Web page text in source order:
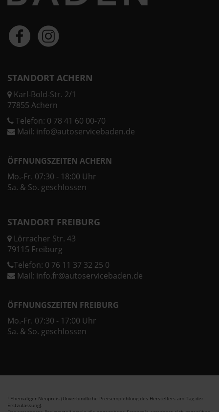
STANDORT ACHERN
Karl-Bold-Str. 2/1
77855 Achern
Telefon: 0 78 41 60 00-70
Mail: info@autoservicebaden.de
ÖFFNUNGSZEITEN ACHERN
Mo.-Fr. 07:30 - 18:00 Uhr
Sa. & So. geschlossen
STANDORT FREIBURG
Lörracher Str. 43
79115 Freiburg
Telefon: 0 76 11 37 32 25 0
Mail: info.fr@autoservicebaden.de
ÖFFNUNGSZEITEN FREIBURG
Mo.-Fr. 07:30 - 17:00 Uhr
Sa. & So. geschlossen
1 Ehemaliger Neupreis (Unverbindliche Preisempfehlung des Herstellers am Tag der
Erstzulassung).